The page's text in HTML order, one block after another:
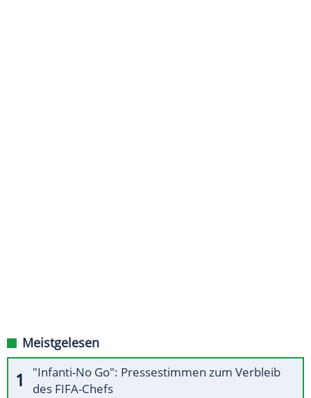
Meistgelesen
"Infanti-No Go": Pressestimmen zum Verbleib
des FIFA-Chefs